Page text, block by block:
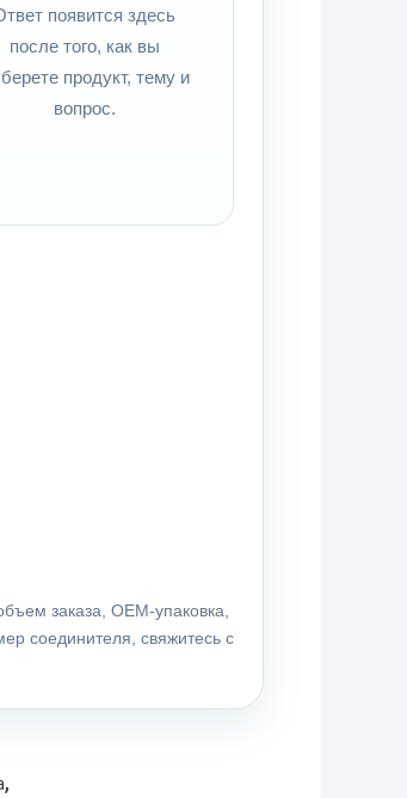
появится здесь
после того, как вы
продукт, тему и
вопрос.
заказа, OEM-упаковка,
соединителя, свяжитесь с
,